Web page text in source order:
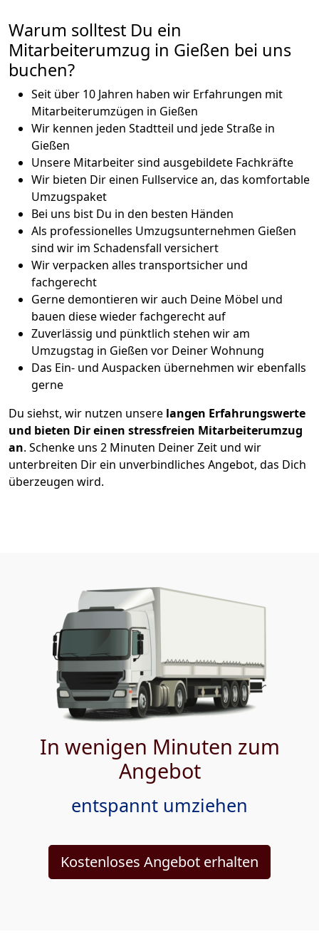
Warum solltest Du ein
Mitarbeiterumzug in Gießen bei uns
buchen?
Seit über 10 Jahren haben wir Erfahrungen mit
Mitarbeiterumzügen in Gießen
Wir kennen jeden Stadtteil und jede Straße in
Gießen
Unsere Mitarbeiter sind ausgebildete Fachkräfte
Wir bieten Dir einen Fullservice an, das komfortable
Umzugspaket
Bei uns bist Du in den besten Händen
Als professionelles Umzugsunternehmen Gießen
sind wir im Schadensfall versichert
Wir verpacken alles transportsicher und
fachgerecht
Gerne demontieren wir auch Deine Möbel und
bauen diese wieder fachgerecht auf
Zuverlässig und pünktlich stehen wir am
Umzugstag in Gießen vor Deiner Wohnung
Das Ein- und Auspacken übernehmen wir ebenfalls
gerne
Du siehst, wir nutzen unsere langen Erfahrungswerte
und bieten Dir einen stressfreien Mitarbeiterumzug
an. Schenke uns 2 Minuten Deiner Zeit und wir
unterbreiten Dir ein unverbindliches Angebot, das Dich
überzeugen wird.
In wenigen Minuten zum
Angebot
entspannt umziehen
Kostenloses Angebot erhalten